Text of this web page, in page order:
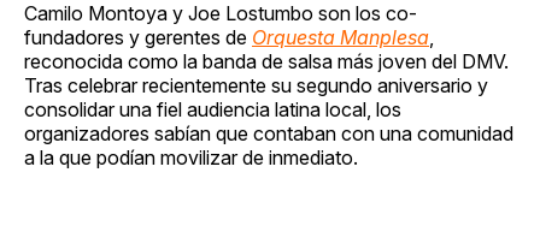
Camilo Montoya y Joe Lostumbo son los co-
fundadores y gerentes de Orquesta Manplesa,
reconocida como la banda de salsa más joven del DMV.
Tras celebrar recientemente su segundo aniversario y
consolidar una fiel audiencia latina local, los
organizadores sabían que contaban con una comunidad
a la que podían movilizar de inmediato.